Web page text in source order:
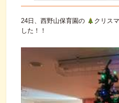
24日、西野山保育園の クリス
した！！